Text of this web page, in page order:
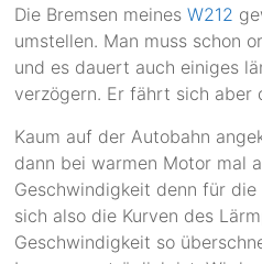
Die Bremsen meinesW212
umstellen. Man muss schon
und es dauert auch einiges
verzögern. Er fährt sich aber
Kaum auf der Autobahn
dann bei warmen Motor mal
Geschwindigkeit denn für
sich also die Kurven des
Geschwindigkeit so